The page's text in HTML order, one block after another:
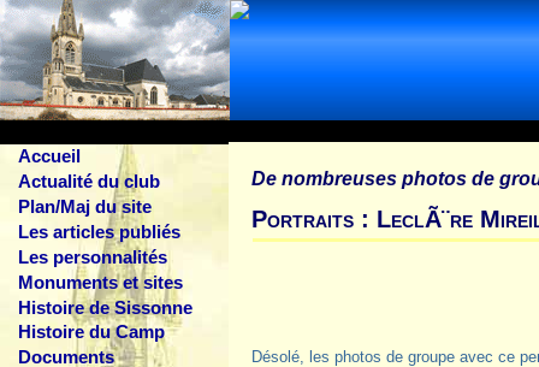
Accueil
Actualité du club
Plan/Maj du site
Les articles publiés
Les personnalités
Monuments et sites
Histoire de Sissonne
Histoire du Camp
Documents
De nombreuses photos de
Portraits : LeclÃ¨re
Désolé, les photos de groupe avec ce